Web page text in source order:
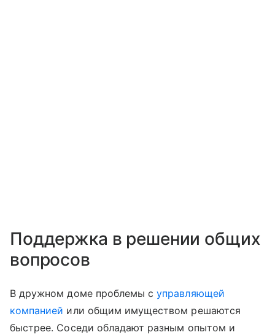
Поддержка в решении общих
вопросов
В дружном доме проблемы суправляющей
компанией или общим имуществом решаются
быстрее. Соседи обладают разным опытом и